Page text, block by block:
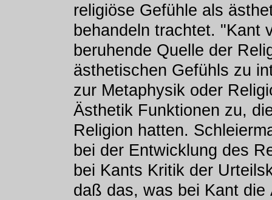
religiöse Gefühle als
behandeln trachtet. "Kant
beruhende Quelle der
ästhetischen Gefühls zu
zur Metaphysik oder
Ästhetik Funktionen zu,
Religion hatten.
bei der Entwicklung des
bei Kants Kritik der
daß das, was bei Kant